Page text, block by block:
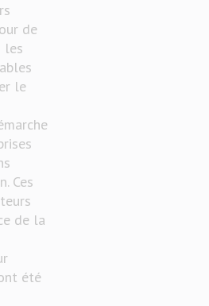
de
les
le
Ces
de la
été